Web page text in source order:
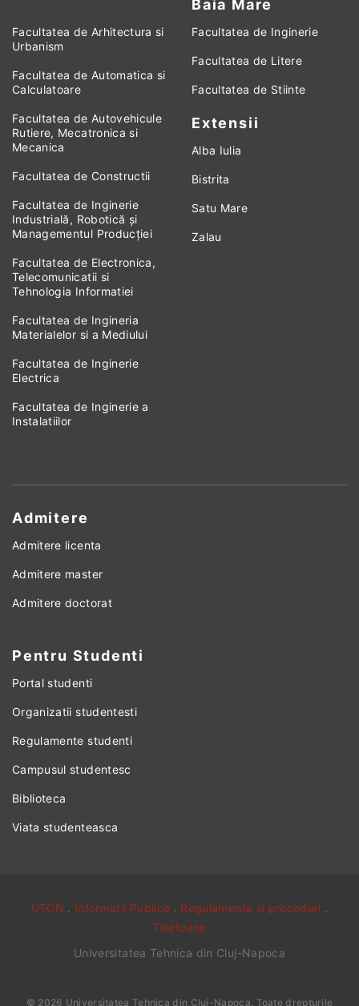
Baia Mare
Facultatea de Arhitectura si
Urbanism
Facultatea de Automatica si
Calculatoare
Facultatea de Autovehicule
Rutiere, Mecatronica si
Mecanica
Facultatea de Constructii
Facultatea de Inginerie
Industrială, Robotică și
Managementul Producției
Facultatea de Electronica,
Telecomunicatii si
Tehnologia Informatiei
Facultatea de Ingineria
Materialelor si a Mediului
Facultatea de Inginerie
Electrica
Facultatea de Inginerie a
Instalatiilor
Facultatea de Inginerie
Facultatea de Litere
Facultatea de Stiinte
Extensii
Alba Iulia
Bistrita
Satu Mare
Zalau
Admitere
Admitere licenta
Admitere master
Admitere doctorat
Pentru Studenti
Portal studenti
Organizatii studentesti
Regulamente studenti
Campusul studentesc
Biblioteca
Viata studenteasca
UTCN . Informatii Publice . Regulamente si proceduri .
Telefoane
Universitatea Tehnica din Cluj-Napoca
© 2026 Universitatea Tehnica din Cluj-Napoca. Toate drepturile